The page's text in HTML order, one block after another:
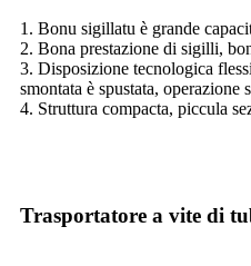
1. Bonu sigillatu è grande
2. Bona prestazione di sigilli,
3. Disposizione tecnologica
smontata è spustata, operazione
4. Struttura compacta, piccula
Trasportatore a vite di